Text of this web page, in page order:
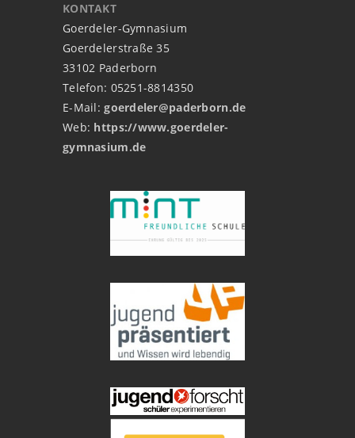
KONTAKT
Goerdeler-Gymnasium
Goerdelerstraße 35
33102 Paderborn
Telefon: 05251-8814350
E-Mail:goerdeler@paderborn.de
Web: https://www.goerdeler-
gymnasium.de